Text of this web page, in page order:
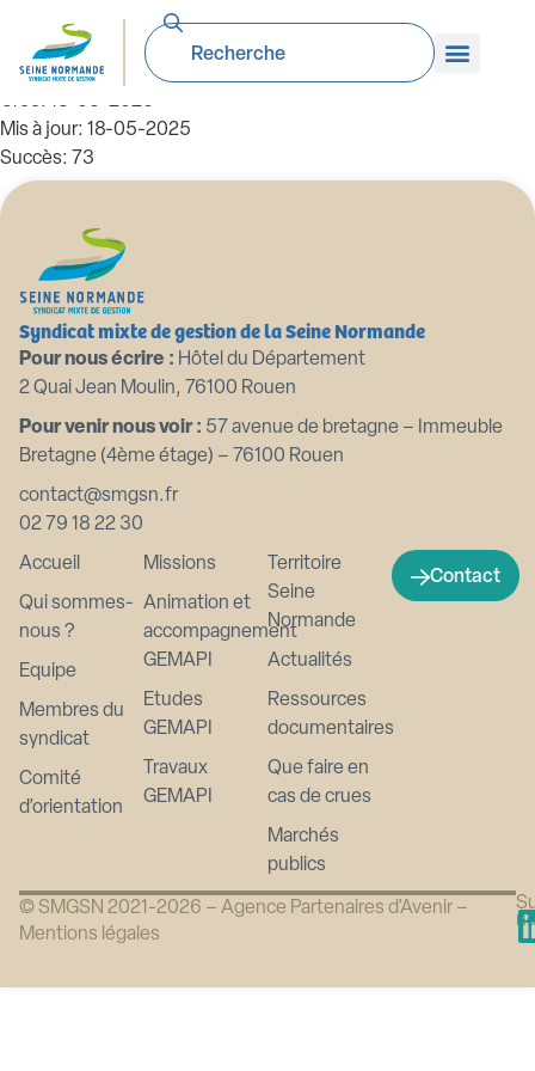
2021 02 03 compte de gestion 2020
Taille du fichier: 52.64 KB
Créé: 18-05-2025
Mis à jour: 18-05-2025
Succès: 73
Syndicat mixte de gestion de la Seine Normande
Pour nous écrire : Hôtel du Département
2 Quai Jean Moulin, 76100 Rouen
Pour venir nous voir : 57 avenue de bretagne – Immeuble
Bretagne (4ème étage) – 76100 Rouen
contact@smgsn.fr
02 79 18 22 30
Accueil
Qui sommes-
nous ?
Equipe
Membres du
syndicat
Comité
d’orientation
Missions
Animation et
accompagnement
GEMAPI
Etudes
GEMAPI
Travaux
GEMAPI
Territoire
Seine
Normande
Actualités
Ressources
documentaires
Que faire en
cas de crues
Marchés
publics
Contact
© SMGSN 2021-2026 – Agence Partenaires d’Avenir –
Mentions légales